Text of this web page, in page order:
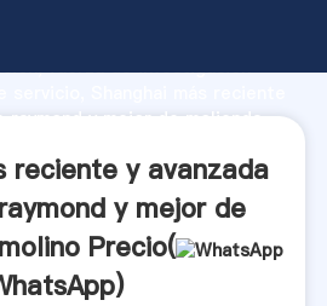
fuerza de investigación
raymond y mejor de molienda
reciente y avanzada
y mejor de
Precio(
)